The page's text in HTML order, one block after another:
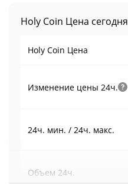
Holy Coin Цена сегодня
Holy Coin Цена
Изменение цены 24ч.
24ч. мин. / 24ч. макс.
Объем 24ч.